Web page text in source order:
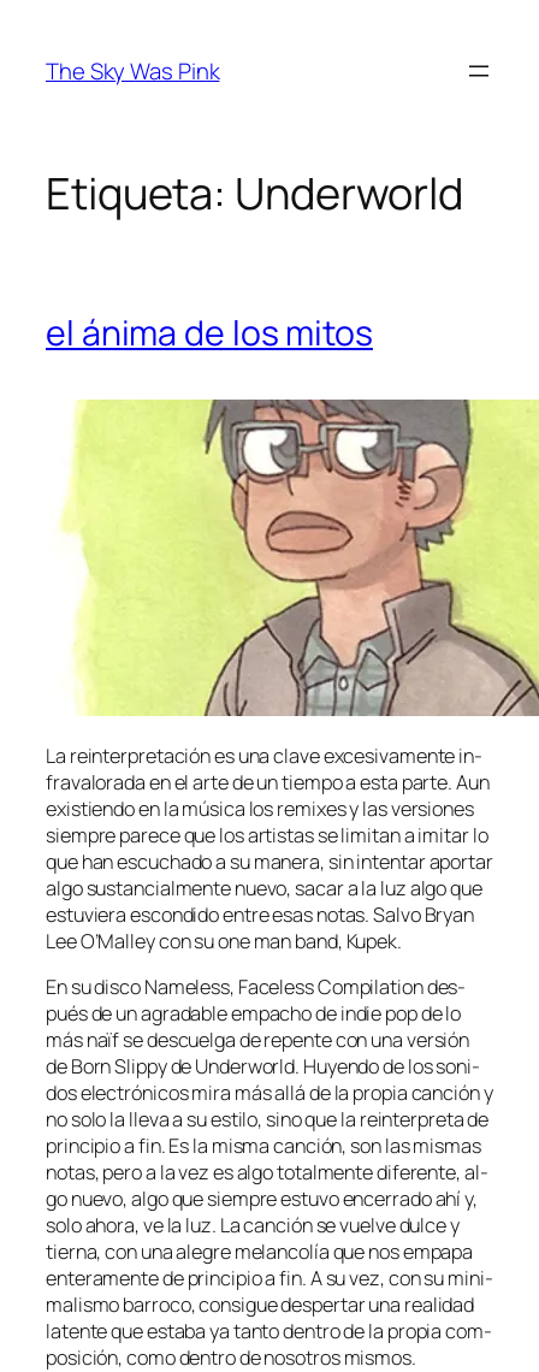
contenido
The Sky Was Pink
Etiqueta: Underworld
el ánima de los mitos
La re­in­ter­pre­ta­ción es una cla­ve ex­ce­si­va­men­te in­
fra­va­lo­ra­da en el ar­te de un tiem­po a es­ta par­te. Aun
exis­tien­do en la mú­si­ca los re­mi­xes y las ver­sio­nes
siem­pre pa­re­ce que los ar­tis­tas se li­mi­tan a imi­tar lo
que han es­cu­cha­do a su ma­ne­ra, sin in­ten­tar apor­tar
al­go sus­tan­cial­men­te nue­vo, sa­car a la luz al­go que
es­tu­vie­ra es­con­di­do en­tre esas no­tas. Salvo Bryan
Lee O’Malley con su one man band, Kupek.
En su dis­co Nameless, Faceless Compilation des­
pués de un agra­da­ble em­pa­cho de in­die pop de lo
más naïf se des­cuel­ga de re­pen­te con una ver­sión
de Born Slippy de Underworld. Huyendo de los so­ni­
dos elec­tró­ni­cos mi­ra más allá de la pro­pia can­ción y
no so­lo la lle­va a su es­ti­lo, sino que la re­in­ter­pre­ta de
prin­ci­pio a fin. Es la mis­ma can­ción, son las mis­mas
no­tas, pe­ro a la vez es al­go to­tal­men­te di­fe­ren­te, al­
go nue­vo, al­go que siem­pre es­tu­vo en­ce­rra­do ahí y,
so­lo aho­ra, ve la luz. La can­ción se vuel­ve dul­ce y
tier­na, con una ale­gre me­lan­co­lía que nos em­pa­pa
en­te­ra­men­te de prin­ci­pio a fin. A su vez, con su mi­ni­
ma­lis­mo ba­rro­co, con­si­gue des­per­tar una reali­dad
la­ten­te que es­ta­ba ya tan­to den­tro de la pro­pia com­
po­si­ción, co­mo den­tro de no­so­tros mismos.